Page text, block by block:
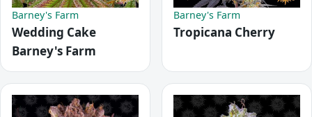
Barney's Farm
Wedding Cake
Barney's Farm
Barney's Farm
Tropicana Cherry